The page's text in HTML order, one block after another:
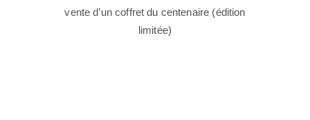
vente d’un coffret du centenaire (édition
limitée)